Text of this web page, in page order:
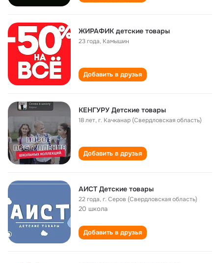
ЖИРАФИК детские товары
23 года, Камышин
Добавить в друзья
КЕНГУРУ Детские товары
18 лет,г. Качканар (Свердловская область)
Добавить в друзья
АИСТ Детские товары
22 года,г. Серов (Свердловская область)
20 школа
Добавить в друзья